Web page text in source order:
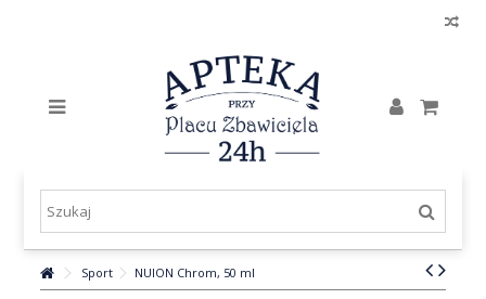
Sport NUION Chrom, 50 ml